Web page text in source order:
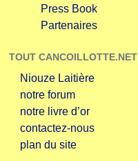
Press Book
Partenaires
TOUT CANCOILLOTTE.NET
Niouze Laitière
notre forum
notre livre d’or
contactez-nous
plan du site